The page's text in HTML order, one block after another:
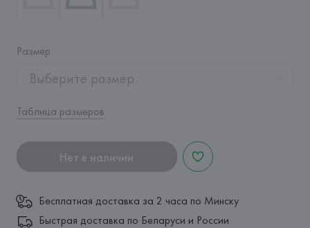
Размер:
Выберите размер
Таблица размеров
Нет в наличии
Бесплатная доставка за 2 часа по Минску
Быстрая доставка по Беларуси и России